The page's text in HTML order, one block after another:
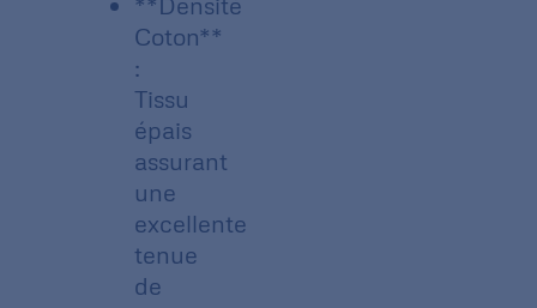
Coton**
:
Tissu
épais
assurant
une
excellente
tenue
de